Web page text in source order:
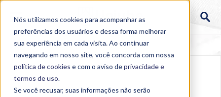
Nós utilizamos cookies para acompanhar as
preferências dos usuários e dessa forma melhorar
sua experiência em cada visita. Ao continuar
navegando em nosso site, você concorda com nossa
política de cookies e com o aviso deprivacidade e
termos de uso.
Se você recusar, suas informações não serão